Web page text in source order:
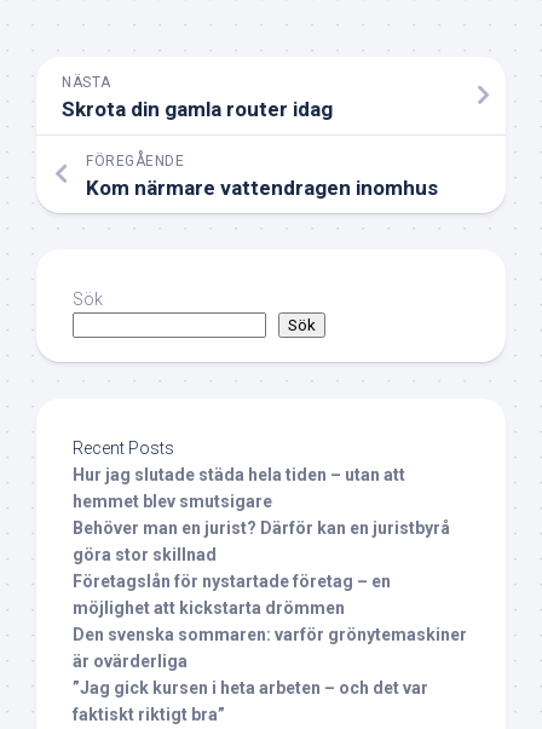
NÄSTA
Skrota din gamla router idag
FÖREGÅENDE
Kom närmare vattendragen inomhus
Sök
Sök
Recent Posts
Hur jag slutade städa hela tiden – utan att
hemmet blev smutsigare
Behöver man en jurist? Därför kan en juristbyrå
göra stor skillnad
Företagslån för nystartade företag – en
möjlighet att kickstarta drömmen
Den svenska sommaren: varför grönytemaskiner
är ovärderliga
”Jag gick kursen i heta arbeten – och det var
faktiskt riktigt bra”